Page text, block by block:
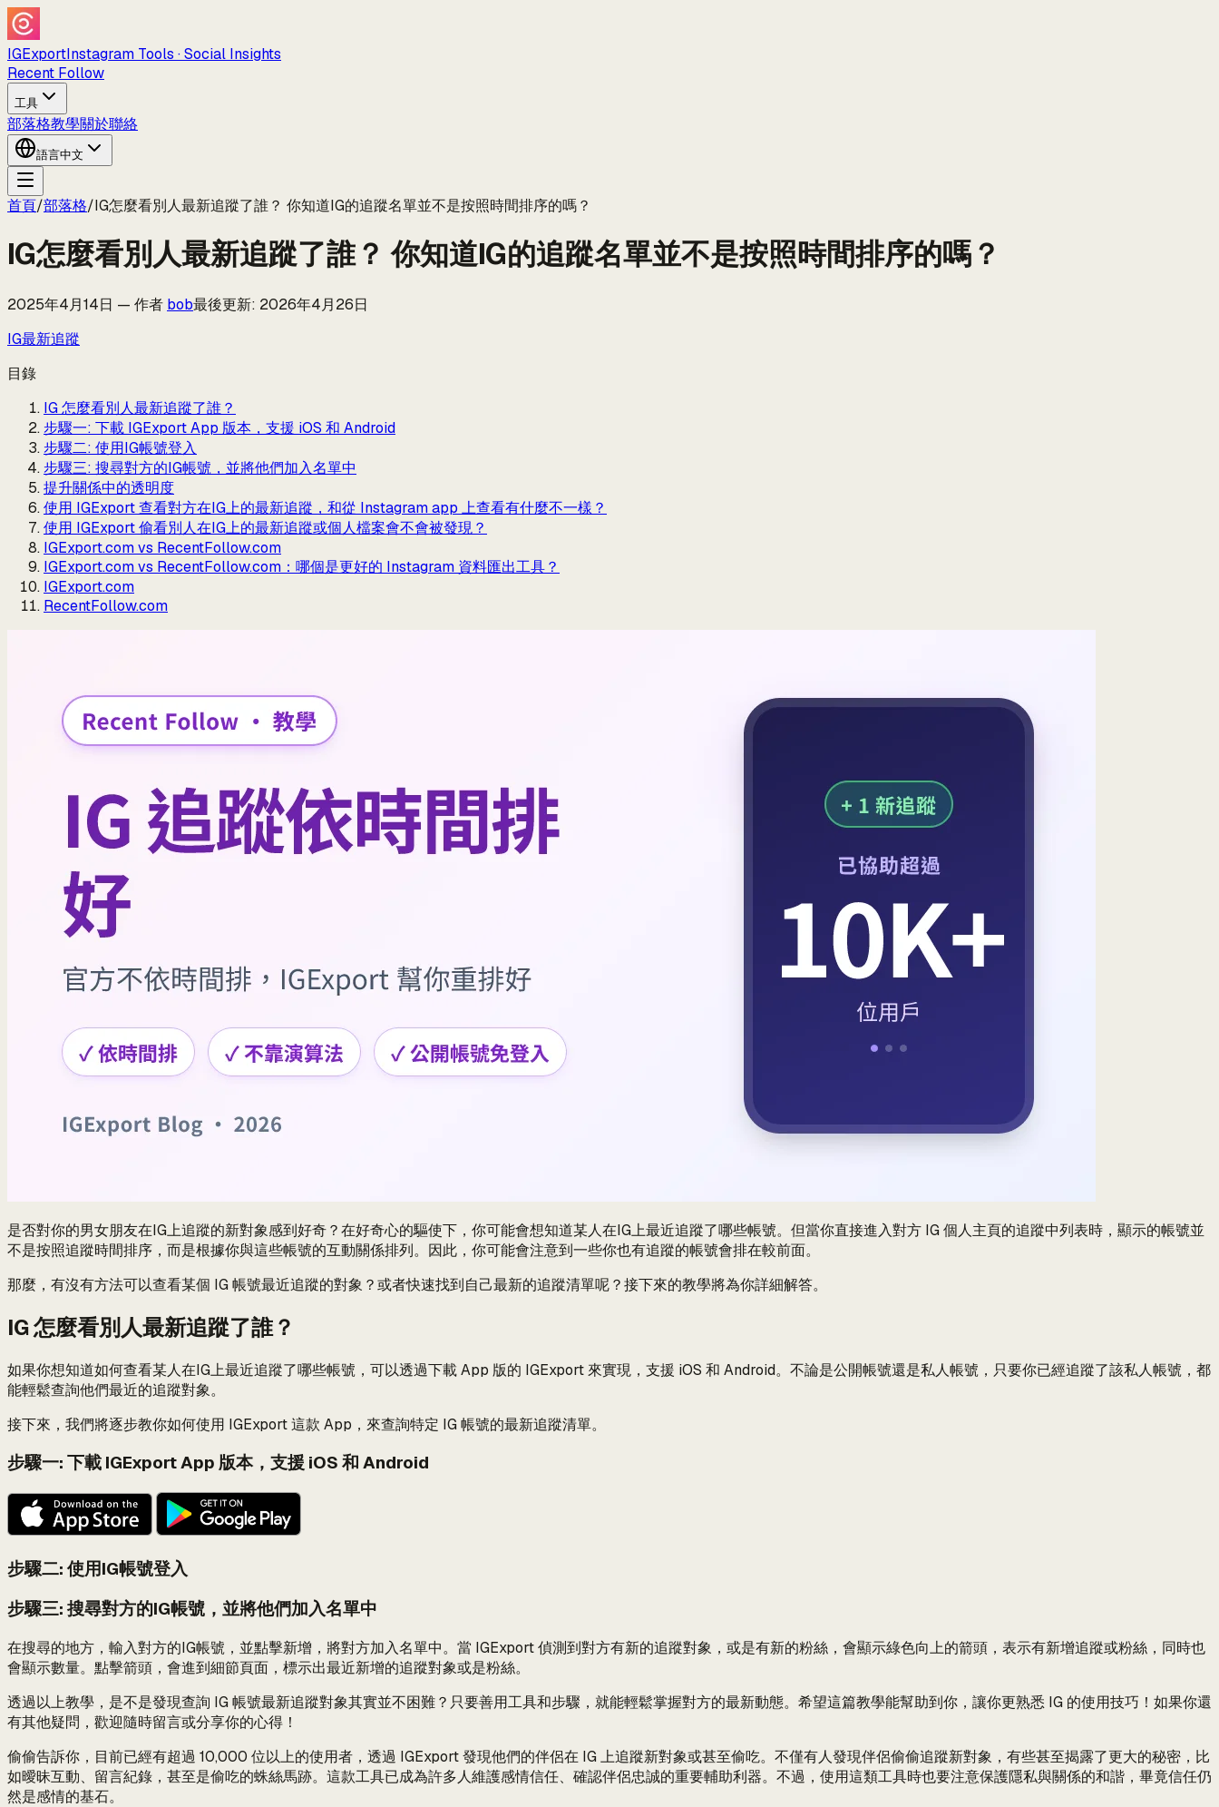
IGExportInstagram Tools · Social Insights
Recent Follow
工具
部落格教學關於聯絡
語言中文
首頁/部落格/IG怎麼看別人最新追蹤了誰？ 你知道IG的追蹤名單並不是按照時間排序的嗎？
IG怎麼看別人最新追蹤了誰？ 你知道IG的追蹤名單並不是按照時間排序的嗎？
2025年4月14日 — 作者 bob最後更新: 2026年4月26日
IG最新追蹤
目錄
IG 怎麼看別人最新追蹤了誰？
步驟一: 下載 IGExport App 版本，支援 iOS 和 Android
步驟二: 使用IG帳號登入
步驟三: 搜尋對方的IG帳號，並將他們加入名單中
提升關係中的透明度
使用 IGExport 查看對方在IG上的最新追蹤，和從 Instagram app 上查看有什麼不一樣？
使用 IGExport 偷看別人在IG上的最新追蹤或個人檔案會不會被發現？
IGExport.com vs RecentFollow.com
IGExport.com vs RecentFollow.com：哪個是更好的 Instagram 資料匯出工具？
IGExport.com
RecentFollow.com
是否對你的男女朋友在IG上追蹤的新對象感到好奇？在好奇心的驅使下，你可能會想知道某人在IG上最近追蹤了哪些帳號。但當你直接進入對方 IG 個人主頁的追蹤中列表時，顯示的帳號並
不是按照追蹤時間排序，而是根據你與這些帳號的互動關係排列。因此，你可能會注意到一些你也有追蹤的帳號會排在較前面。
那麼，有沒有方法可以查看某個 IG 帳號最近追蹤的對象？或者快速找到自己最新的追蹤清單呢？接下來的教學將為你詳細解答。
IG 怎麼看別人最新追蹤了誰？
如果你想知道如何查看某人在IG上最近追蹤了哪些帳號，可以透過下載 App 版的 IGExport 來實現，支援 iOS 和 Android。不論是公開帳號還是私人帳號，只要你已經追蹤了該私人帳號，都
能輕鬆查詢他們最近的追蹤對象。
接下來，我們將逐步教你如何使用 IGExport 這款 App，來查詢特定 IG 帳號的最新追蹤清單。
步驟一: 下載 IGExport App 版本，支援 iOS 和 Android
步驟二: 使用IG帳號登入
步驟三: 搜尋對方的IG帳號，並將他們加入名單中
在搜尋的地方，輸入對方的IG帳號，並點擊新增，將對方加入名單中。當 IGExport 偵測到對方有新的追蹤對象，或是有新的粉絲，會顯示綠色向上的箭頭，表示有新增追蹤或粉絲，同時也
會顯示數量。點擊箭頭，會進到細節頁面，標示出最近新增的追蹤對象或是粉絲。
透過以上教學，是不是發現查詢 IG 帳號最新追蹤對象其實並不困難？只要善用工具和步驟，就能輕鬆掌握對方的最新動態。希望這篇教學能幫助到你，讓你更熟悉 IG 的使用技巧！如果你還
有其他疑問，歡迎隨時留言或分享你的心得！
偷偷告訴你，目前已經有超過 10,000 位以上的使用者，透過 IGExport 發現他們的伴侶在 IG 上追蹤新對象或甚至偷吃。不僅有人發現伴侶偷偷追蹤新對象，有些甚至揭露了更大的秘密，比
如曖昧互動、留言紀錄，甚至是偷吃的蛛絲馬跡。這款工具已成為許多人維護感情信任、確認伴侶忠誠的重要輔助利器。不過，使用這類工具時也要注意保護隱私與關係的和諧，畢竟信任仍
然是感情的基石。